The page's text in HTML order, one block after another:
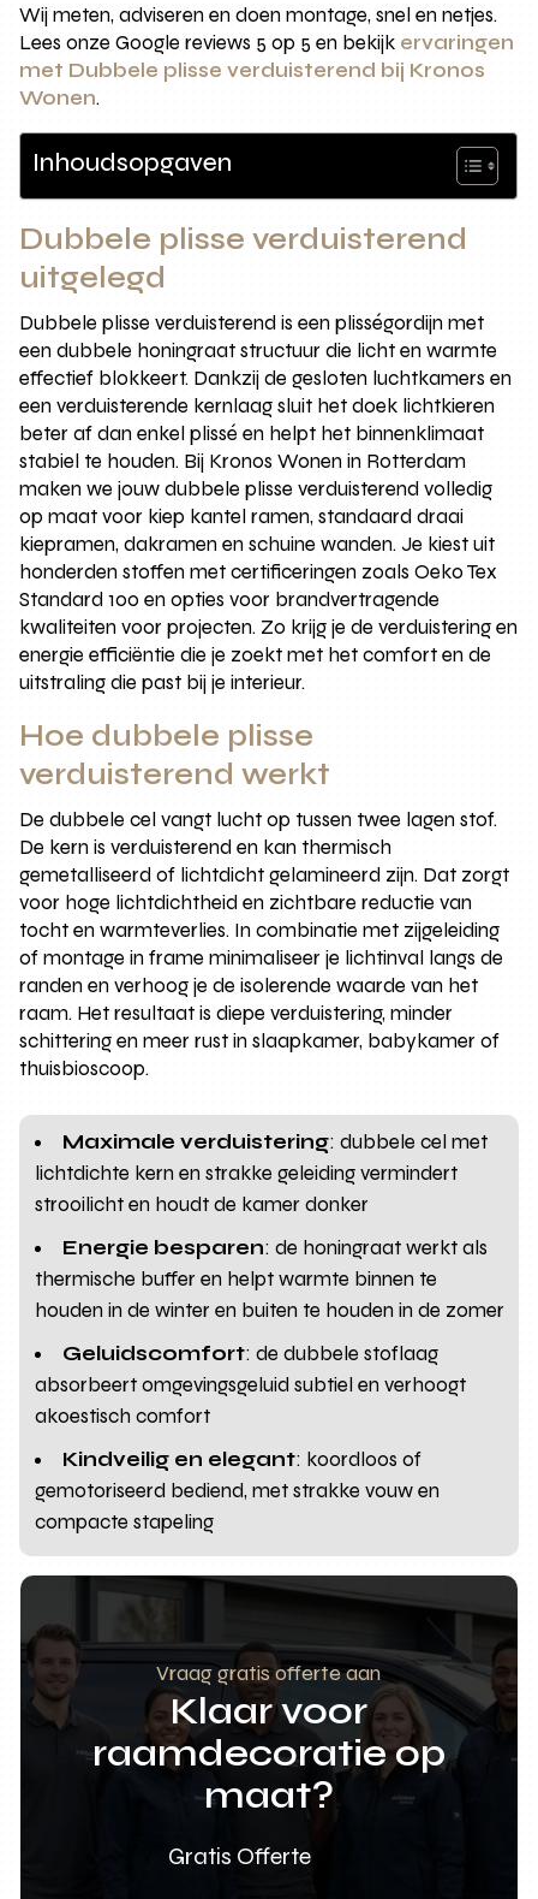
Wij meten, adviseren en doen montage, snel en netjes.
Lees onze Google reviews 5 op 5 en bekijk ervaringen
met Dubbele plisse verduisterend bij Kronos
Wonen.
Inhoudsopgaven
Dubbele plisse verduisterend
uitgelegd
Dubbele plisse verduisterend is een plisségordijn met
een dubbele honingraat structuur die licht en warmte
effectief blokkeert. Dankzij de gesloten luchtkamers en
een verduisterende kernlaag sluit het doek lichtkieren
beter af dan enkel plissé en helpt het binnenklimaat
stabiel te houden. Bij Kronos Wonen in Rotterdam
maken we jouw dubbele plisse verduisterend volledig
op maat voor kiep kantel ramen, standaard draai
kiepramen, dakramen en schuine wanden. Je kiest uit
honderden stoffen met certificeringen zoals Oeko Tex
Standard 100 en opties voor brandvertragende
kwaliteiten voor projecten. Zo krijg je de verduistering en
energie efficiëntie die je zoekt met het comfort en de
uitstraling die past bij je interieur.
Hoe dubbele plisse
verduisterend werkt
De dubbele cel vangt lucht op tussen twee lagen stof.
De kern is verduisterend en kan thermisch
gemetalliseerd of lichtdicht gelamineerd zijn. Dat zorgt
voor hoge lichtdichtheid en zichtbare reductie van
tocht en warmteverlies. In combinatie met zijgeleiding
of montage in frame minimaliseer je lichtinval langs de
randen en verhoog je de isolerende waarde van het
raam. Het resultaat is diepe verduistering, minder
schittering en meer rust in slaapkamer, babykamer of
thuisbioscoop.
Maximale verduistering: dubbele cel met
lichtdichte kern en strakke geleiding vermindert
strooilicht en houdt de kamer donker
Energie besparen: de honingraat werkt als
thermische buffer en helpt warmte binnen te
houden in de winter en buiten te houden in de zomer
Geluidscomfort: de dubbele stoflaag
absorbeert omgevingsgeluid subtiel en verhoogt
akoestisch comfort
Kindveilig en elegant: koordloos of
gemotoriseerd bediend, met strakke vouw en
compacte stapeling
Vraag gratis offerte aan
Klaar voor
raamdecoratie op
maat?
Gratis Offerte